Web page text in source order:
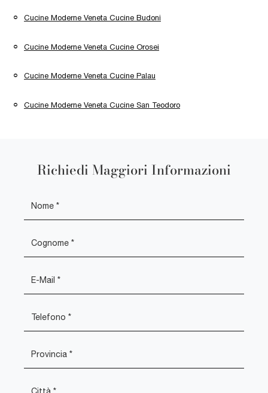
Cucine Moderne Veneta Cucine Budoni
Cucine Moderne Veneta Cucine Orosei
Cucine Moderne Veneta Cucine Palau
Cucine Moderne Veneta Cucine San Teodoro
Richiedi Maggiori Informazioni